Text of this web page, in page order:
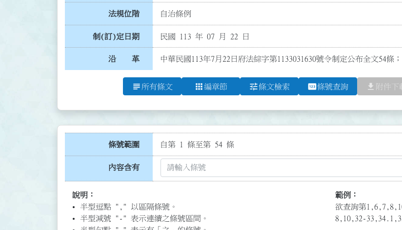
法規位階 自治條例
制(訂)定日期 民國 113 年 07 月 22 日
沿 革 中華民國113年7月22日府法綜字第1133031630號令制定公布全文54條
subject 所有條文 apps 編章節 tune條文檢索 pin條號查詢 file_download 附件下
條號範圍 自第 1 條至第 54 條
內容含有
說明：
半型逗點 "," 以區隔條號。
半型減號 "-" 表示連續之條號區間。
範例：
欲查詢第
8,10,32-